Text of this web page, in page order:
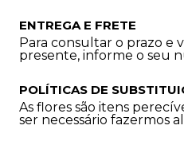
ENTREGA E FRETE
Para consultar o prazo e
presente, informe o seu
POLÍTICAS DE
As flores são itens
ser necessário fazermos